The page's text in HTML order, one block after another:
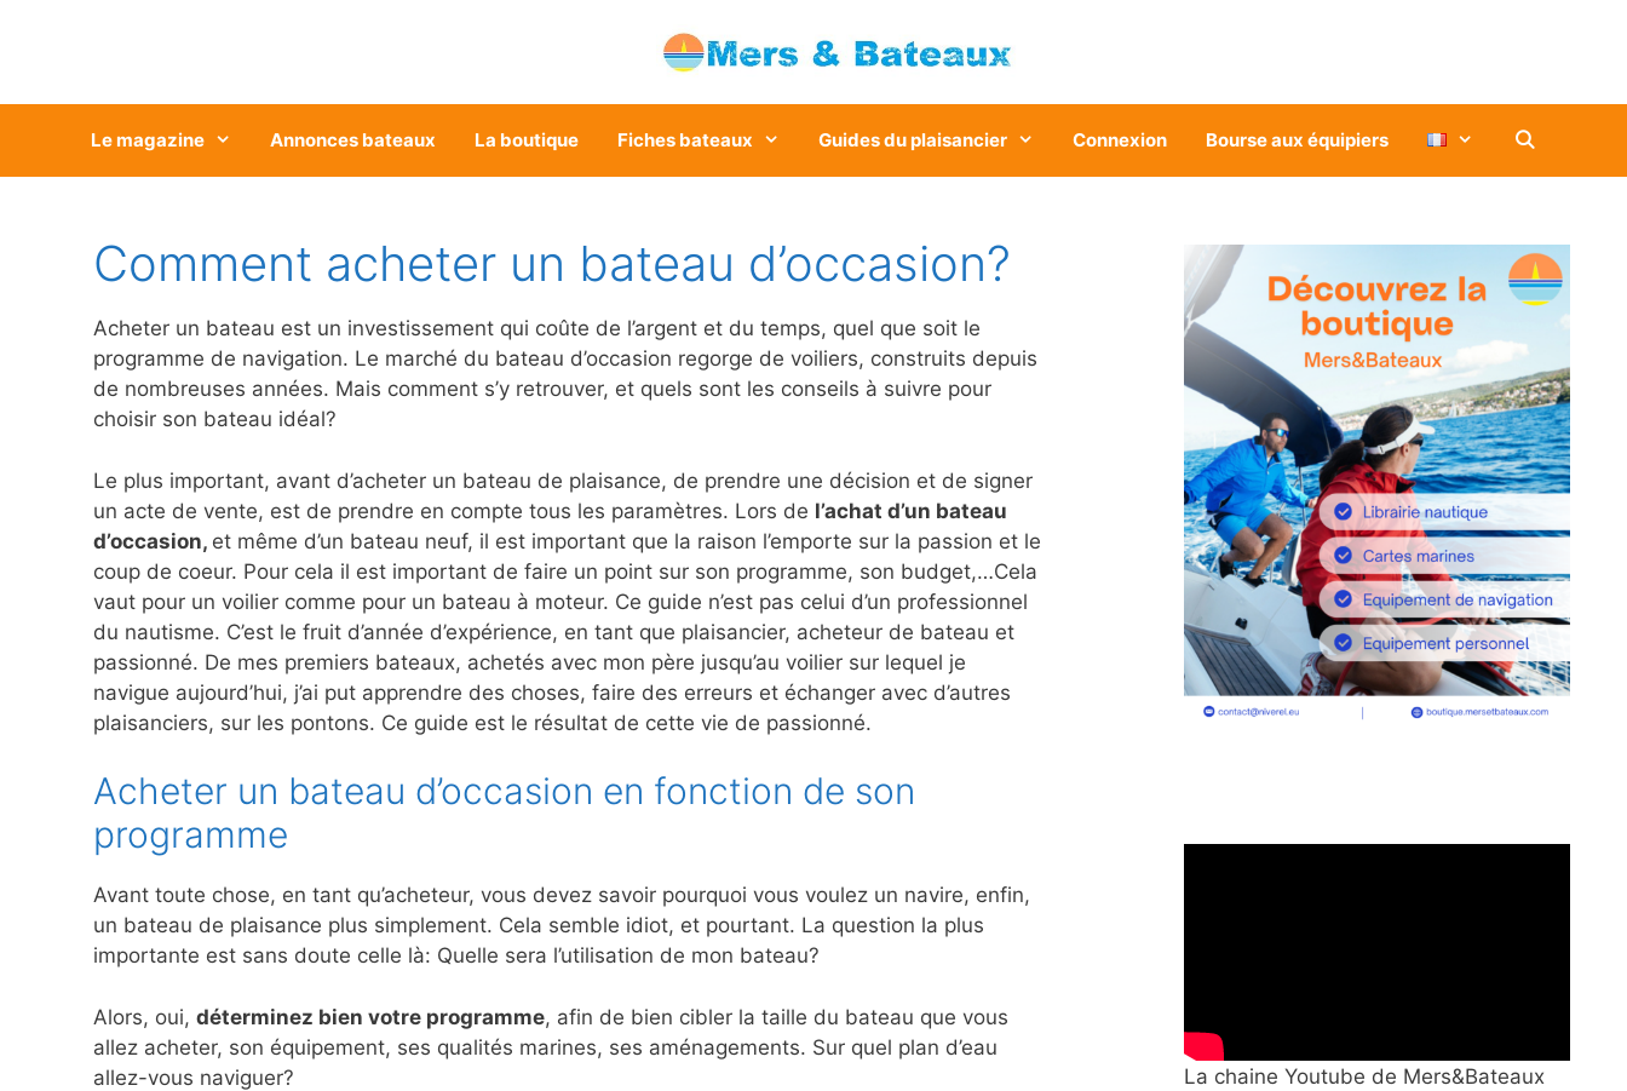
Le magazine Annonces bateaux La boutique Fiches bateaux Guides du plaisancier Connexion Bourse aux équipiers
Comment acheter un bateau d’occasion?
Acheter un bateau est un investissement qui coûte de l’argent et du temps, quel que soit le
programme de navigation. Le marché du bateau d’occasion regorge de voiliers, construits depuis
de nombreuses années. Mais comment s’y retrouver, et quels sont les conseils à suivre pour
choisir son bateau idéal?
Le plus important, avant d’acheter un bateau de plaisance, de prendre une décision et de signer
un acte de vente, est de prendre en compte tous les paramètres. Lors de l’achat d’un bateau
d’occasion, et même d’un bateau neuf, il est important que la raison l’emporte sur la passion et le
coup de coeur. Pour cela il est important de faire un point sur son programme, son budget,…Cela
vaut pour un voilier comme pour un bateau à moteur. Ce guide n’est pas celui d’un professionnel
du nautisme. C’est le fruit d’année d’expérience, en tant que plaisancier, acheteur de bateau et
passionné. De mes premiers bateaux, achetés avec mon père jusqu’au voilier sur lequel je
navigue aujourd’hui, j’ai put apprendre des choses, faire des erreurs et échanger avec d’autres
plaisanciers, sur les pontons. Ce guide est le résultat de cette vie de passionné.
Acheter un bateau d’occasion en fonction de son
programme
Avant toute chose, en tant qu’acheteur, vous devez savoir pourquoi vous voulez un navire, enfin,
un bateau de plaisance plus simplement. Cela semble idiot, et pourtant. La question la plus
importante est sans doute celle là: Quelle sera l’utilisation de mon bateau?
Alors, oui, déterminez bien votre programme, afin de bien cibler la taille du bateau que vous
allez acheter, son équipement, ses qualités marines, ses aménagements. Sur quel plan d’eau
allez-vous naviguer?
La chaine Youtube de Mers&Bateaux